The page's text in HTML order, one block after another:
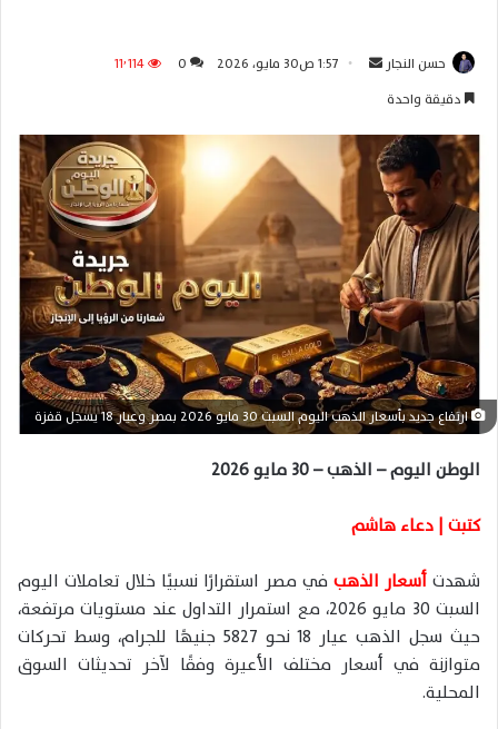
حسن النجار
د
ا
إ
ل
ك
ت
ر
و
ن
ا
1:57 ص30 مايو، 2026 0
11٬114
دقيقة واحدة
ارتفاع جديد بأسعار الذهب اليوم السبت 30 مايو 2026 بمصر وعيار 18 يسجل قفزة
الوطن اليوم – الذهب – 30 مايو 2026
كتبت | دعاء هاشم
شهدت أسعار الذهب في مصر استقرارًا نسبيًا خلال تعاملات اليوم
السبت 30 مايو 2026، مع استمرار التداول عند مستويات مرتفعة،
حيث سجل الذهب عيار 18 نحو 5827 جنيهًا للجرام، وسط تحركات
متوازنة في أسعار مختلف الأعيرة وفقًا لآخر تحديثات السوق
المحلية.